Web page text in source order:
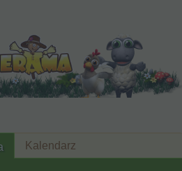
Kalendarz